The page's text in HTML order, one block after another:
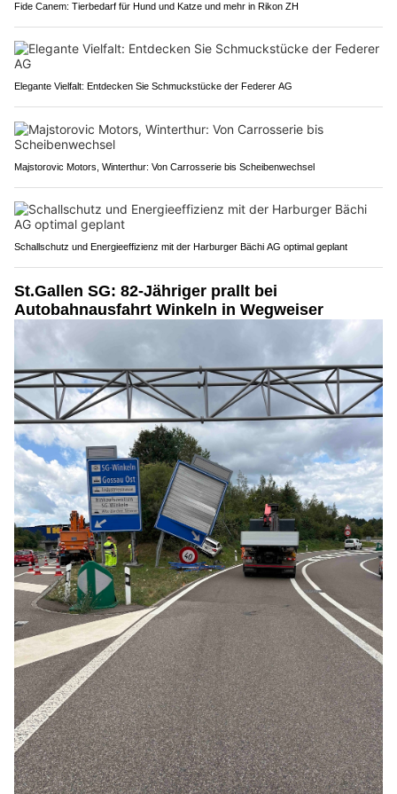
Fide Canem: Tierbedarf für Hund und Katze und mehr in Rikon ZH
Elegante Vielfalt: Entdecken Sie Schmuckstücke der Federer AG
Majstorovic Motors, Winterthur: Von Carrosserie bis Scheibenwechsel
Schallschutz und Energieeffizienz mit der Harburger Bächi AG optimal geplant
St.Gallen SG: 82-Jähriger prallt bei
Autobahnausfahrt Winkeln in Wegweiser